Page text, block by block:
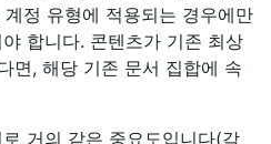
정 유형에 적용되는 경우에만
합니다. 콘텐츠가 기존 최상
면, 해당 기존 문서 집합에 속
거의 같은 중요도입니다(각